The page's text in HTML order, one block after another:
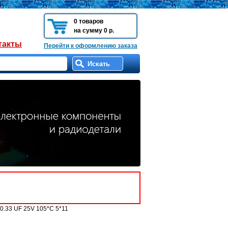
0 товаров
на сумму 0 р.
Перейти к оформлению заказа
UF 25V 105*C 5*11